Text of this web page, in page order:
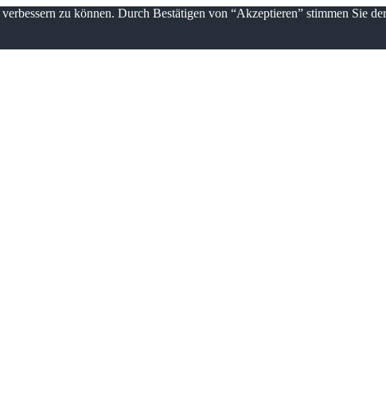
zu können. Durch Bestätigen von “Akzeptieren” stimmen Sie